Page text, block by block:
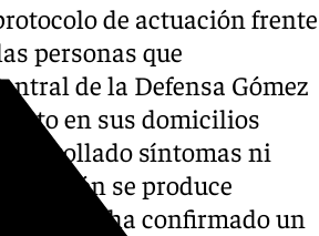
de actuación frente
personas que
de la Defensa Gómez
en sus domicilios
síntomas ni
decisión se produce
(OMS) ha confirmado un